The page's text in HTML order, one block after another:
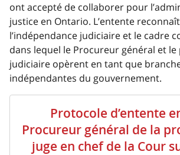
ont accepté de collaborer pour
justice en Ontario. L’entente
l’indépendance judiciaire et le cadre
dans lequel le Procureur général et
judiciaire opèrent en tant que
indépendantes du gouvernement.
Protocole d’entente
Procureur général de la
juge en chef de la Cour